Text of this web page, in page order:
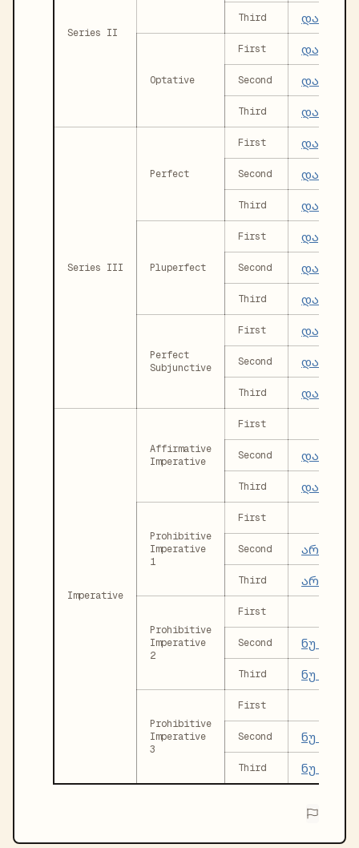
Series II
Third დაირხა
Optative
First დავირხე
Second დაირხე
Third დაირხეს
Series III
Perfect
First
Second
Third
Pluperfect
First
Second
Third
Perfect
Subjunctive
First
Second
Third
Imperative
Affirmative
Imperative
First
Second დაირხიე
Third დაირხეს
Prohibitive
Imperative
1
First
Second არ
Third არ
Prohibitive
Imperative
2
First
Second ნუ
Third ნუ
Prohibitive
Imperative
3
First
Second ნუ
Third ნუ